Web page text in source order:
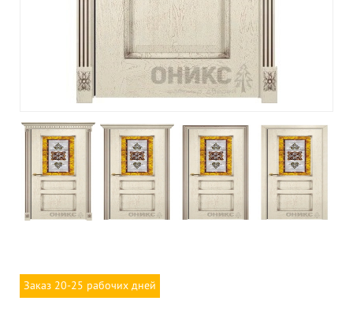
Заказ 20-25 рабочих дней